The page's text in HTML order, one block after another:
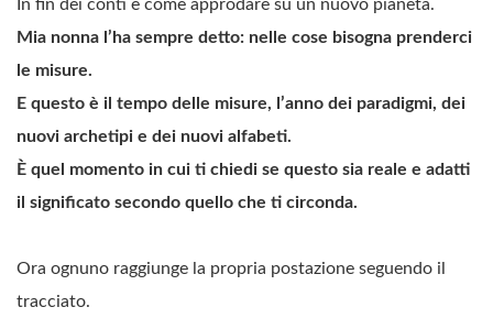
In fin dei conti è come approdare su un nuovo pianeta.
Mia nonna l’ha sempre detto: nelle cose bisogna prenderci
le misure.
E questo è il tempo delle misure, l’anno dei paradigmi, dei
nuovi archetipi e dei nuovi alfabeti.
È quel momento in cui ti chiedi se questo sia reale e adatti
il significato secondo quello che ti circonda.
Ora ognuno raggiunge la propria postazione seguendo il
tracciato.